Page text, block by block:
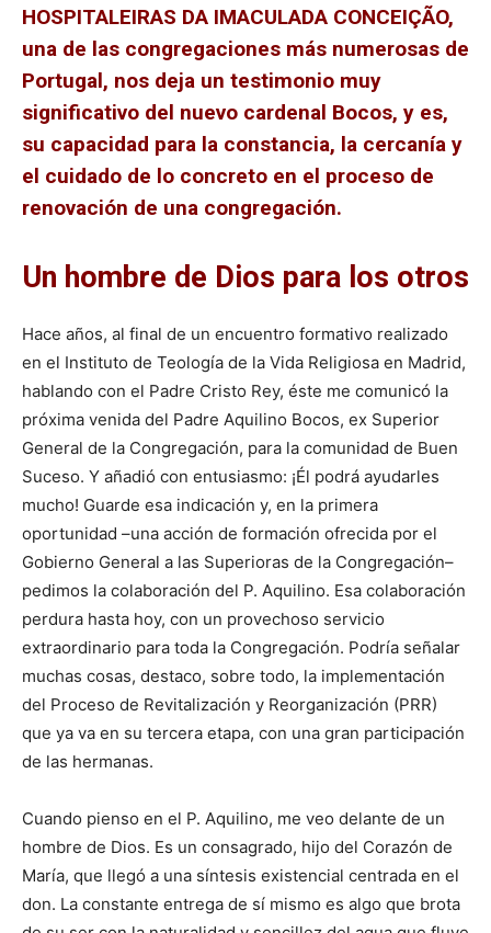
HOSPITALEIRAS DA IMACULADA CONCEIÇÃO,
una de las congregaciones más numerosas de
Portugal, nos deja un testimonio muy
significativo del nuevo cardenal Bocos, y es,
su capacidad para la constancia, la cercanía y
el cuidado de lo concreto en el proceso de
renovación de una congregación.
Un hombre de Dios para los otros
Hace años, al final de un encuentro formativo realizado
en el Instituto de Teología de la Vida Religiosa en Madrid,
hablando con el Padre Cristo Rey, éste me comunicó la
próxima venida del Padre Aquilino Bocos, ex Superior
General de la Congregación, para la comunidad de Buen
Suceso. Y añadió con entusiasmo: ¡Él podrá ayudarles
mucho! Guarde esa indicación y, en la primera
oportunidad –una acción de formación ofrecida por el
Gobierno General a las Superioras de la Congregación–
pedimos la colaboración del P. Aquilino. Esa colaboración
perdura hasta hoy, con un provechoso servicio
extraordinario para toda la Congregación. Podría señalar
muchas cosas, destaco, sobre todo, la implementación
del Proceso de Revitalización y Reorganización (PRR)
que ya va en su tercera etapa, con una gran participación
de las hermanas.
Cuando pienso en el P. Aquilino, me veo delante de un
hombre de Dios. Es un consagrado, hijo del Corazón de
María, que llegó a una síntesis existencial centrada en el
don. La constante entrega de sí mismo es algo que brota